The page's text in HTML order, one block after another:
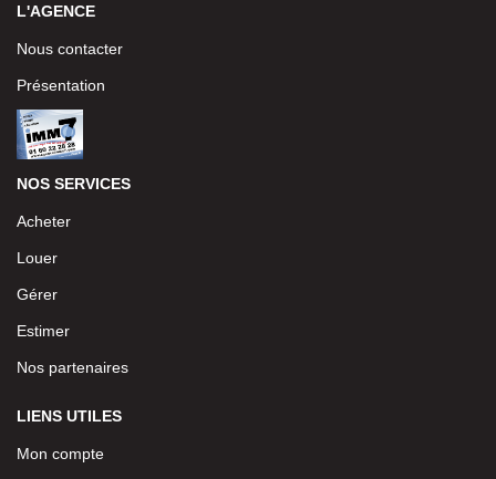
L'AGENCE
Nous contacter
Présentation
NOS SERVICES
Acheter
Louer
Gérer
Estimer
Nos partenaires
LIENS UTILES
Mon compte